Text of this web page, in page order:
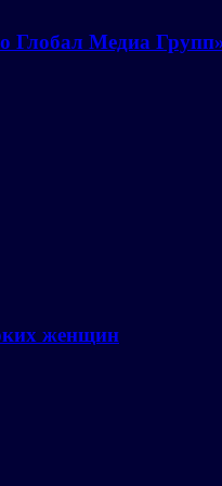
Глобал Медиа
женщин